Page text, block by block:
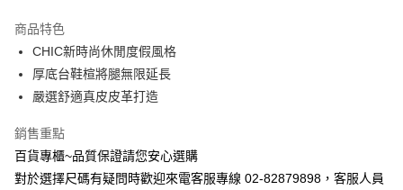
宅配
每筆NT$90，滿NT$1,000(含以上)免運費
商品特色
CHIC新時尚休閒度假風格
厚底台鞋楦將腿無限延長
嚴選舒適真皮皮革打造
銷售重點
百貨專櫃~品質保證請您安心選購
對於選擇尺碼有疑問時歡迎來電客服專線 02-82879898，客服人員